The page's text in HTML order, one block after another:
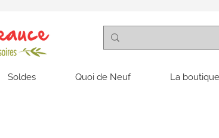
Soldes Quoi de Neuf La